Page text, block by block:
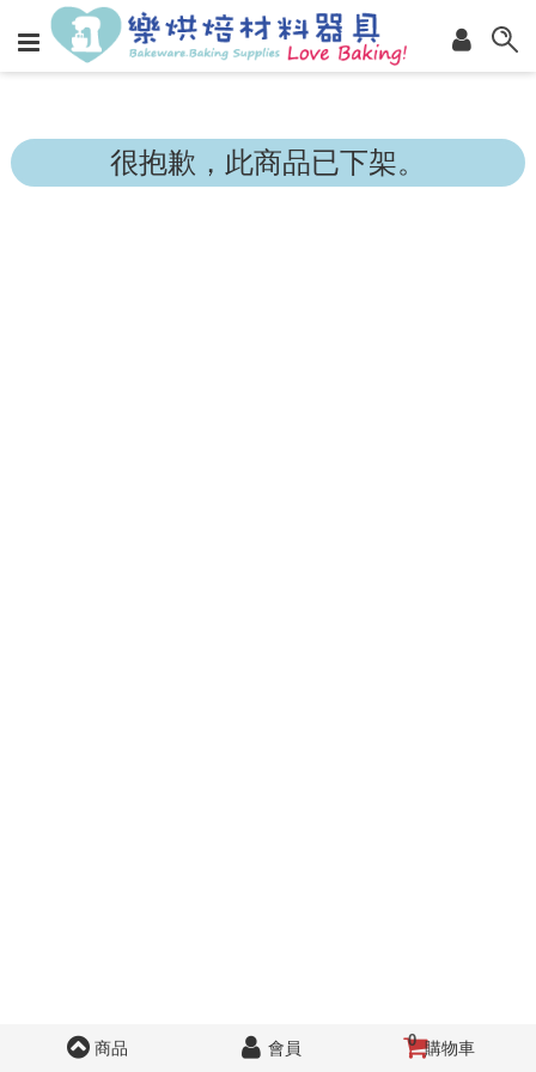
很抱歉，此商品已下架。
商品 會員 0 購物車